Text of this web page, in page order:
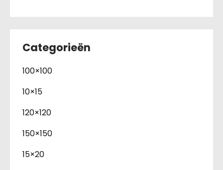
Categorieën
100×100
10×15
120×120
150×150
15×20